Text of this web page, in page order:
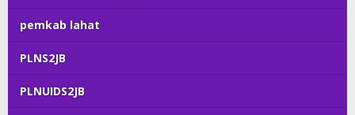
pemkab lahat
PLNS2JB
PLNUIDS2JB